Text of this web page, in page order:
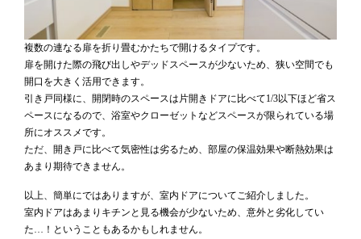
複数の連なる扉を折り畳むかたちで開けるタイプです。
扉を開けた際の飛び出しやデッドスペースが少ないため、狭い空間でも
開口を大きく活用できます。
引き戸同様に、開閉時のスペースは片開きドアに比べて1/3以下ほど省ス
ペースになるので、浴室やクローゼットなどスペースが限られている場
所にオススメです。
ただ、開き戸に比べて気密性は劣るため、部屋の保温効果や断熱効果は
あまり期待できません。
以上、簡単にではありますが、室内ドアについてご紹介しました。
室内ドアはあまりキチンと見る機会が少ないため、意外と劣化してい
た…！ということもあるかもしれません。